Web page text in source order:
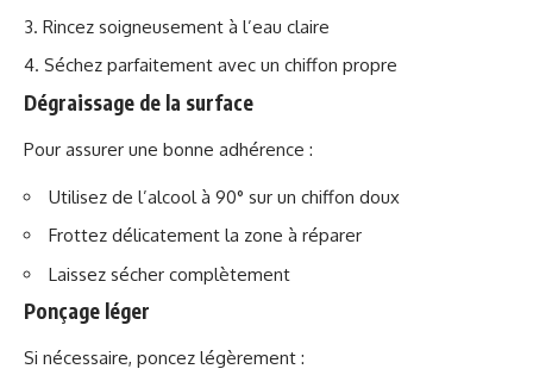
Rincez soigneusement à l’eau claire
Séchez parfaitement avec un chiffon propre
Dégraissage de la surface
Pour assurer une bonne adhérence :
Utilisez de l’alcool à 90° sur un chiffon doux
Frottez délicatement la zone à réparer
Laissez sécher complètement
Ponçage léger
Si nécessaire, poncez légèrement :